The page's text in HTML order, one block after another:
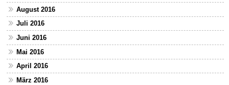
August 2016
Juli 2016
Juni 2016
Mai 2016
April 2016
März 2016